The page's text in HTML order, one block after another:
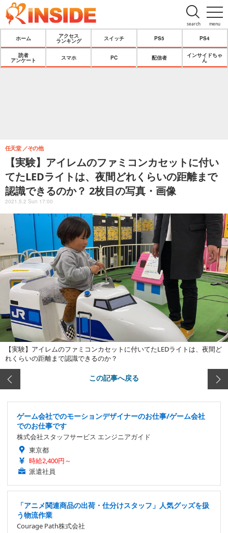
menu
search
ホーム
アクセス
ランキング
スイッチ PS5 PS4
読者
アンケート
スマホ PC 配信者
インサイドちゃ
ん
【実験】アイレムのファミコンカセットに付い
てたLEDライトは、夜間どれくらいの距離まで
認識できるのか？ 2枚目の写真・画像
任天堂 その他
2021.5.2 Sun 17:00
【実験】アイレムのファミコンカセットに付いてたLEDライトは、夜間ど
れくらいの距離まで認識できるのか？
この記事へ戻る
ゲーム会社でのモーションデザイナーのお仕事/ゲーム会社
でのお仕事です
株式会社スタッフサービス エンジニアガイド
東京都
時給2,400円～
派遣社員
「アニメ関連商品の出荷・仕分けスタッフ」人気グッズを扱
う物流作業
Courage Path株式会社